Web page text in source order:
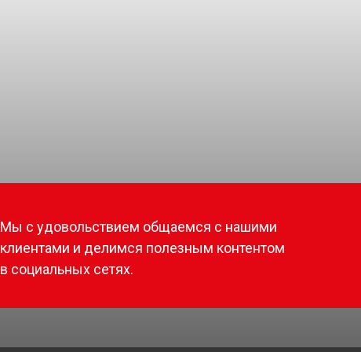
Мы с удовольствием общаемся с нашими
клиентами и делимся полезным контентом
в социальных сетях.